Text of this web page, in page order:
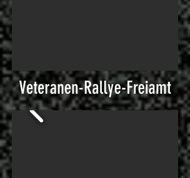
Veteranen-Rallye-Freiamt